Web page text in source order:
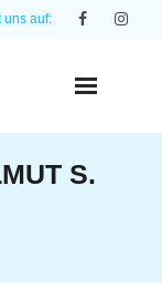
uns auf:
S.